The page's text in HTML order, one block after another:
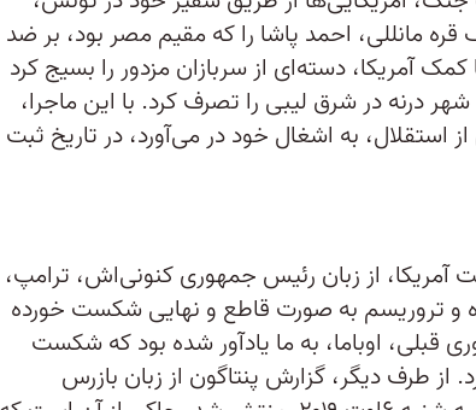
قره مانللی، احمد پاشا را که مقیم مصر بود، بر ضد
کمک آمریکا، دسته‌ای از سربازان مزدور را بسیج کرد
درنه در شرق لیبی را تصرف کرد. با این ماجرا،
استقلال، به اشغال خود در می‌آورد، در تاریخ ثبت
آمریکا، از زبان رئیس جمهوری‌ کنونی‌اش، ترامپ،
و تروریسم به صورت قاطع و نهایی شکست خورده
اوباما، به ما یادآور شده بود که شکست
طرف دیگر، گزارش پنتاگون از زبان بازرس